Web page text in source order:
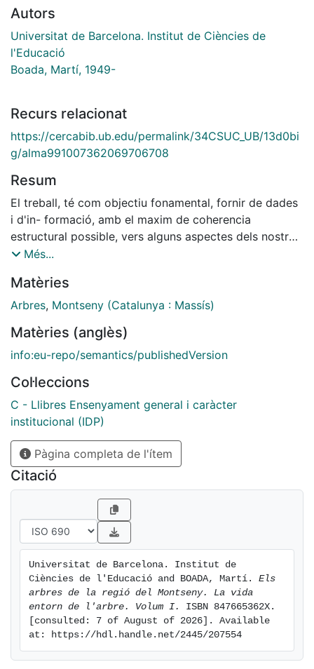
Autors
Universitat de Barcelona. Institut de Ciències de
l'Educació
Boada, Martí, 1949-
Recurs relacionat
https://cercabib.ub.edu/permalink/34CSUC_UB/13d0bi
g/alma991007362069706708
Resum
El treball, té com objectiu fonamental, fornir de dades
i d'in- formació, amb el maxim de coherencia
estructural possible, vers alguns aspectes dels nostres
hoscos.
s'in- tenta explicar alguns elements de la presencia
antropica, dins del base (capítols I i II). L'home de
Aprofitaments i transformacions, tot plegat com es
veura en un intent, de posar de manifest, una realitat
cultura i ecologia són desdoblables...
Més...
Matèries
Arbres, Montseny (Catalunya : Massís)
Matèries (anglès)
info:eu-repo/semantics/publishedVersion
Col·leccions
C - Llibres Ensenyament general i caràcter
institucional (IDP)
Pàgina completa de l'ítem
Citació
Universitat de Barcelona. Institut de
Ciències de l'Educació and BOADA, Martí. Els
arbres de la regió del Montseny. La vida
entorn de l'arbre. Volum I.
ISBN 847665362X.
[consulted: 7 of August of 2026]. Available
at: https://hdl.handle.net/2445/207554